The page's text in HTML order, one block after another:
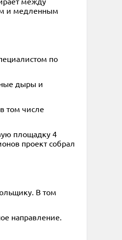
и медленным
по
дыры и
том числе
площадку 4
проект собрал
В том
направление.